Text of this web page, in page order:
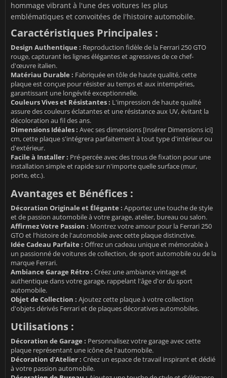
hommage vibrant à l'une des voitures les plus
emblématiques et convoitées de l'histoire automobile.
Caractéristiques Principales :
Design Authentique : Reproduction fidèle de la Ferrari 250 GTO
rouge, capturant les lignes élégantes et agressives de ce chef-
d'œuvre italien.
Matériau Durable : Fabriquée en tôle de haute qualité, cette
plaque est conçue pour résister au temps et aux intempéries,
garantissant une longévité exceptionnelle.
Couleurs Vives et Résistantes : L'impression de haute qualité
assure des couleurs éclatantes et une résistance aux UV, évitant la
décoloration au fil des ans.
Dimensions Idéales : Avec ses dimensions [Insérer Dimensions ici]
cm, cette plaque s'intégrera parfaitement à tout type d'intérieur ou
d'extérieur.
Facile à Installer : Pré-percée avec des trous de fixation pour une
installation simple et rapide sur n'importe quelle surface (mur,
porte, etc.).
Avantages et Bénéfices :
Décoration Originale et Élégante : Apportez une touche de style
et de passion automobile à votre garage, atelier, bureau ou salon.
Affirmez Votre Passion : Montrez votre amour pour la Ferrari 250
GTO et l'histoire de l'automobile avec cette plaque distinctive.
Idée Cadeau Parfaite : Offrez un cadeau unique et mémorable à
un passionné de voitures de collection, de sport automobile ou de la
marque Ferrari.
Ambiance Garage Rétro : Créez une ambiance vintage et
authentique dans votre garage, rappelant l'âge d'or du sport
automobile.
Objet de Collection : Ajoutez cette plaque à votre collection
d'objets dérivés Ferrari et de plaques décoratives automobiles.
Utilisations :
Décoration de Garage : Personnalisez votre garage avec cette
plaque représentant une icône de l'automobile.
Décoration d'Atelier : Créez un espace de travail inspirant et dédié
à votre passion automobile.